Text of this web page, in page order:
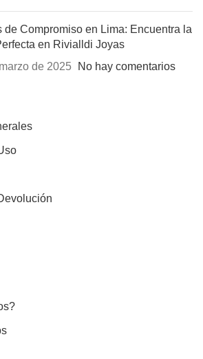
de Compromiso en Lima: Encuentra la
en Rivialldi Joyas
de 2025
No hay comentarios